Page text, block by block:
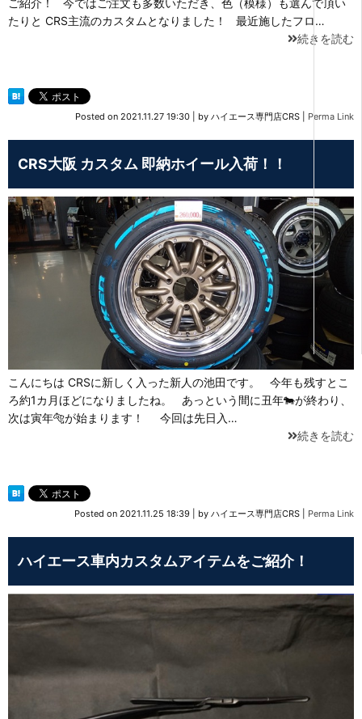
たりと CRS主流のカスタムとなりました！ 最近施したフロ…
続きを読む
Posted on 2021.11.27 19:30 by ハイエース専門店CRS Perma Link
CRS大阪 カスタム 即納ホイール入荷！！
こんにちは CRSに新しく入った新人の池田です。 今年も残すとこ
ろ約1カ月ほどになりましたね。 あっという間に丑年🐄が終わり、
次は寅年🐅が始まります！ 今回は先日入…
続きを読む
Posted on 2021.11.25 18:39 by ハイエース専門店CRS Perma Link
ハイエース車内カスタムアイテムをご紹介！